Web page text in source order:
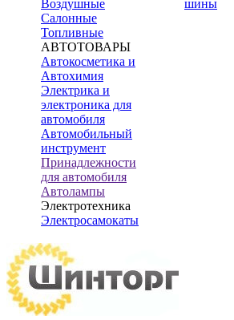
Воздушные
Салонные
Топливные
АВТОТОВАРЫ
Автокосметика и
Автохимия
Электрика и
электроника для
автомобиля
Автомобильный
инструмент
Принадлежности
для автомобиля
Автолампы
Электротехника
Электросамокаты
шины